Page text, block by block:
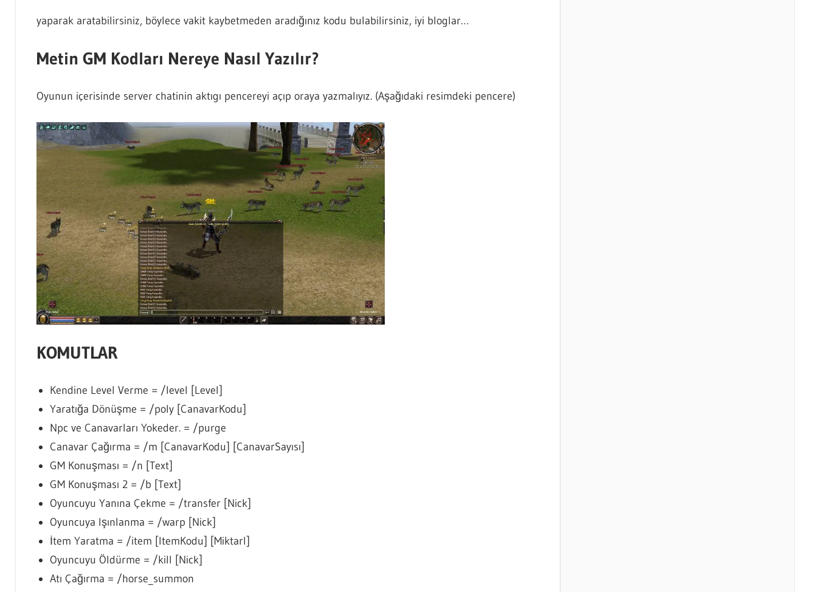
yaparak aratabilirsiniz, böylece vakit kaybetmeden aradığınız kodu bulabilirsiniz, iyi bloglar…
Metin GM Kodları Nereye Nasıl Yazılır?
Oyunun içerisinde server chatinin aktıgı pencereyi açıp oraya yazmalıyız. (Aşağıdaki resimdeki pencere)
KOMUTLAR
Kendine Level Verme = /level [Level]
Yaratığa Dönüşme = /poly [CanavarKodu]
Npc ve Canavarları Yokeder. = /purge
Canavar Çağırma = /m [CanavarKodu] [CanavarSayısı]
GM Konuşması = /n [Text]
GM Konuşması 2 = /b [Text]
Oyuncuyu Yanına Çekme = /transfer [Nick]
Oyuncuya Işınlanma = /warp [Nick]
İtem Yaratma = /item [ItemKodu] [Miktarl]
Oyuncuyu Öldürme = /kill [Nick]
Atı Çağırma = /horse_summon